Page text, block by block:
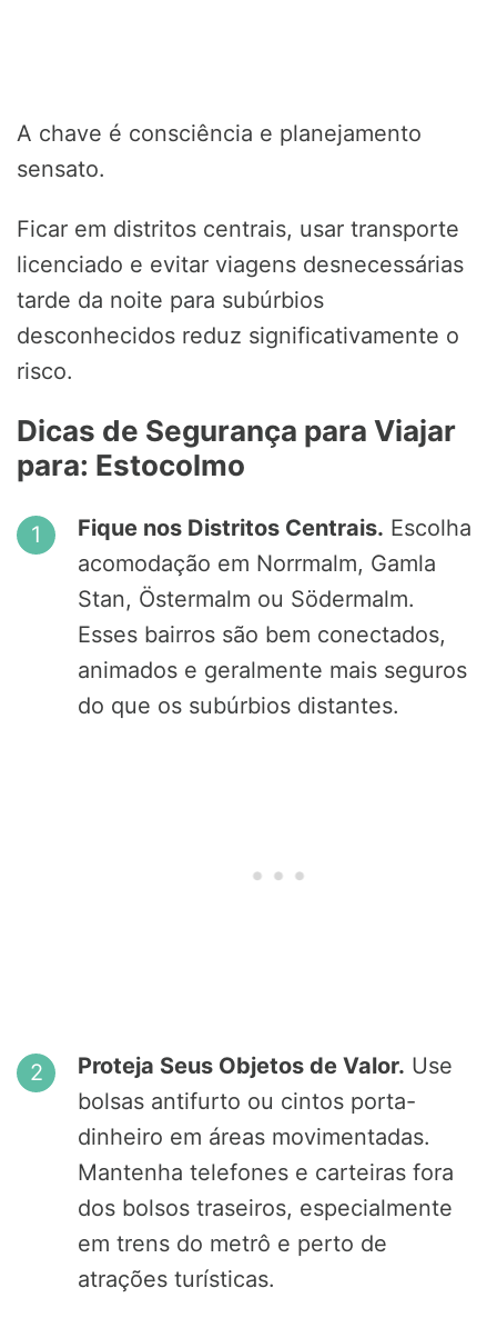
A chave é consciência e planejamento
sensato.
Ficar em distritos centrais, usar transporte
licenciado e evitar viagens desnecessárias
tarde da noite para subúrbios
desconhecidos reduz significativamente o
risco.
Dicas de Segurança para Viajar
para: Estocolmo
Fique nos Distritos Centrais. Escolha
acomodação em Norrmalm, Gamla
Stan, Östermalm ou Södermalm.
Esses bairros são bem conectados,
animados e geralmente mais seguros
do que os subúrbios distantes.
Proteja Seus Objetos de Valor. Use
bolsas antifurto ou cintos porta-
dinheiro em áreas movimentadas.
Mantenha telefones e carteiras fora
dos bolsos traseiros, especialmente
em trens do metrô e perto de
atrações turísticas.